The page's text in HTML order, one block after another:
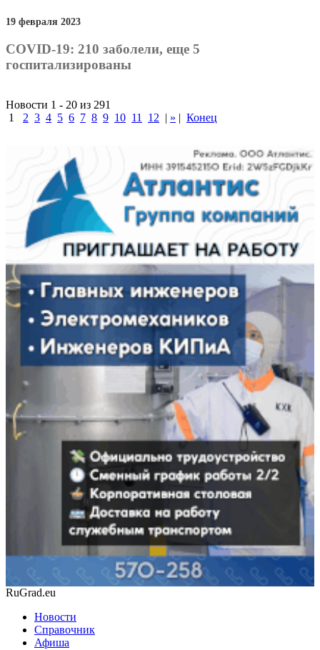
19 февраля 2023
COVID-19: 210 заболели, еще 5
госпитализированы
Новости 1 - 20 из 291
1
2 3 4 5 6 7 8 9 10 11 12 | » | Конец
RuGrad.eu
Новости
Справочник
Афиша